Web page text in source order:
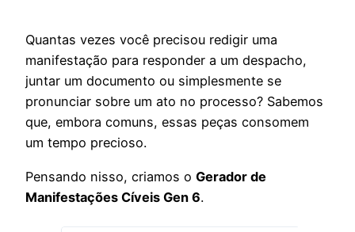
Quantas vezes você precisou redigir uma
manifestação para responder a um despacho,
juntar um documento ou simplesmente se
pronunciar sobre um ato no processo? Sabemos
que, embora comuns, essas peças consomem
um tempo precioso.
Pensando nisso, criamos o Gerador de
Manifestações Cíveis Gen 6.